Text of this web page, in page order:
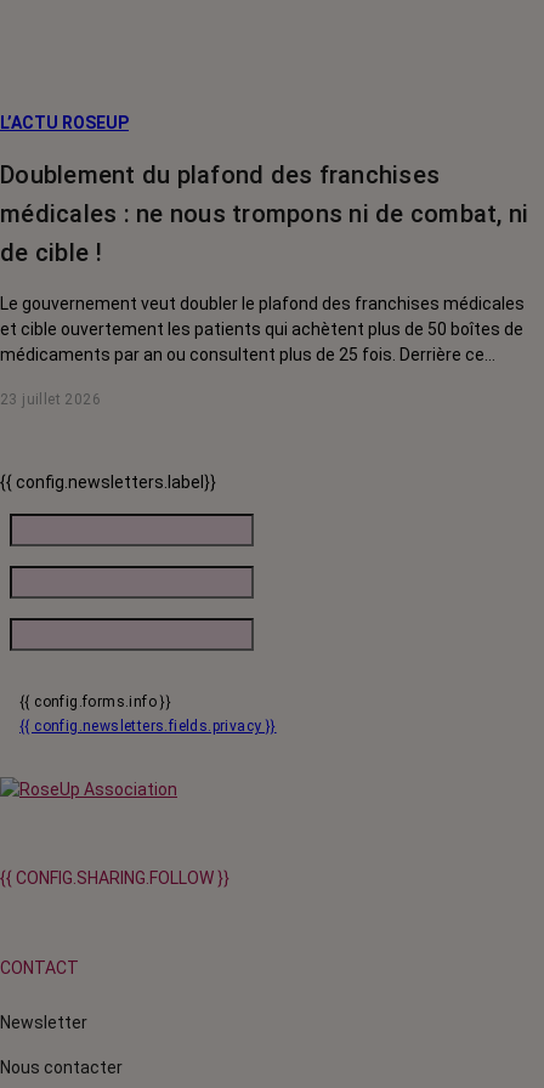
L’ACTU ROSEUP
Doublement du plafond des franchises
médicales : ne nous trompons ni de combat, ni
de cible !
Le gouvernement veut doubler le plafond des franchises médicales
et cible ouvertement les patients qui achètent plus de 50 boîtes de
médicaments par an ou consultent plus de 25 fois. Derrière ce
chroniques, et en premier lieu les personnes touchées par un cancer,
23 juillet 2026
{{ config.newsletters.label}}
{{ config.forms.info }}
{{ config.newsletters.fields.privacy }}
{{ CONFIG.SHARING.FOLLOW }}
CONTACT
Newsletter
Nous contacter